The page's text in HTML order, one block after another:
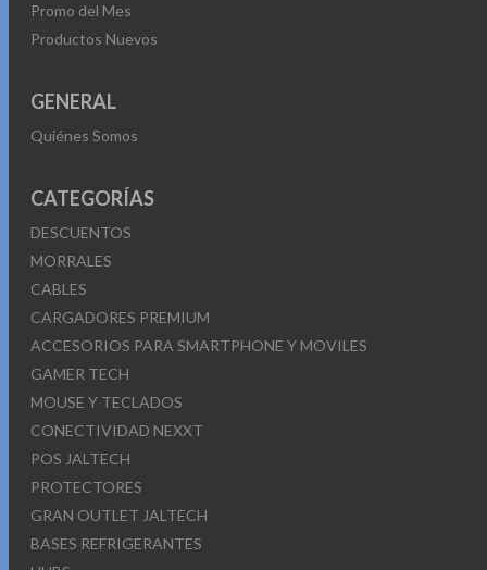
Promo del Mes
Productos Nuevos
GENERAL
Quiénes Somos
CATEGORÍAS
DESCUENTOS
MORRALES
CABLES
CARGADORES PREMIUM
ACCESORIOS PARA SMARTPHONE Y MOVILES
GAMER TECH
MOUSE Y TECLADOS
CONECTIVIDAD NEXXT
POS JALTECH
PROTECTORES
GRAN OUTLET JALTECH
BASES REFRIGERANTES